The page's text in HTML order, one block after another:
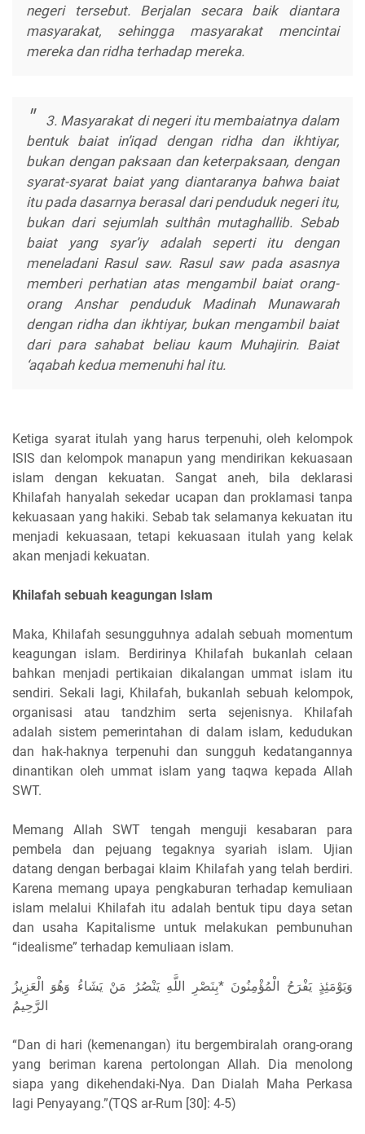
negeri tersebut. Berjalan secara baik diantara
masyarakat, sehingga masyarakat mencintai
mereka dan ridha terhadap mereka.
3. Masyarakat di negeri itu membaiatnya dalam
bentuk baiat in’iqad dengan ridha dan ikhtiyar,
bukan dengan paksaan dan keterpaksaan, dengan
syarat-syarat baiat yang diantaranya bahwa baiat
itu pada dasarnya berasal dari penduduk negeri itu,
bukan dari sejumlah sulthân mutaghallib. Sebab
baiat yang syar’iy adalah seperti itu dengan
meneladani Rasul saw. Rasul saw pada asasnya
memberi perhatian atas mengambil baiat orang-
orang Anshar penduduk Madinah Munawarah
dengan ridha dan ikhtiyar, bukan mengambil baiat
dari para sahabat beliau kaum Muhajirin. Baiat
‘aqabah kedua memenuhi hal itu.
Ketiga syarat itulah yang harus terpenuhi, oleh kelompok
ISIS dan kelompok manapun yang mendirikan kekuasaan
islam dengan kekuatan. Sangat aneh, bila deklarasi
Khilafah hanyalah sekedar ucapan dan proklamasi tanpa
kekuasaan yang hakiki. Sebab tak selamanya kekuatan itu
menjadi kekuasaan, tetapi kekuasaan itulah yang kelak
akan menjadi kekuatan.
Khilafah sebuah keagungan Islam
Maka, Khilafah sesungguhnya adalah sebuah momentum
keagungan islam. Berdirinya Khilafah bukanlah celaan
bahkan menjadi pertikaian dikalangan ummat islam itu
sendiri. Sekali lagi, Khilafah, bukanlah sebuah kelompok,
organisasi atau tandzhim serta sejenisnya. Khilafah
adalah sistem pemerintahan di dalam islam, kedudukan
dan hak-haknya terpenuhi dan sungguh kedatangannya
dinantikan oleh ummat islam yang taqwa kepada Allah
SWT.
Memang Allah SWT tengah menguji kesabaran para
pembela dan pejuang tegaknya syariah islam. Ujian
datang dengan berbagai klaim Khilafah yang telah berdiri.
Karena memang upaya pengkaburan terhadap kemuliaan
islam melalui Khilafah itu adalah bentuk tipu daya setan
dan usaha Kapitalisme untuk melakukan pembunuhan
“idealisme” terhadap kemuliaan islam.
وَيَوْمَئِذٍ يَفْرَحُ الْمُؤْمِنُونَ *بِنَصْرِ اللَّهِ يَنْصُرُ مَنْ يَشَاءُ وَهُوَ الْعَزِيزُ
الرَّحِيمُ
“Dan di hari (kemenangan) itu bergembiralah orang-orang
yang beriman karena pertolongan Allah. Dia menolong
siapa yang dikehendaki-Nya. Dan Dialah Maha Perkasa
lagi Penyayang.”(TQS ar-Rum [30]: 4-5)